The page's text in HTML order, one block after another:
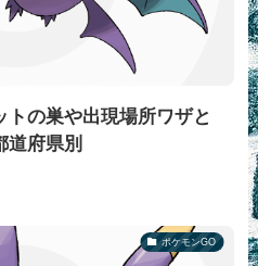
トの巣や出現場所ワザと
道府県別
ポケモンGO